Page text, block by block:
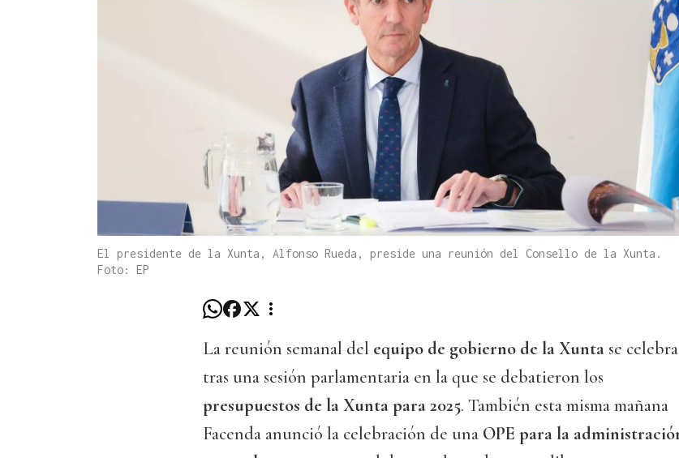
El presidente de la Xunta, Alfonso Rueda, preside una reunión del Consello de la Xunta.
Foto: EP
La reunión semanal del equipo de gobierno de la Xunta se celebra
tras una sesión parlamentaria en la que se debatieron los
presupuestos de la Xunta para 2025. También esta misma mañana
Facenda anunció la celebración de una OPE para la